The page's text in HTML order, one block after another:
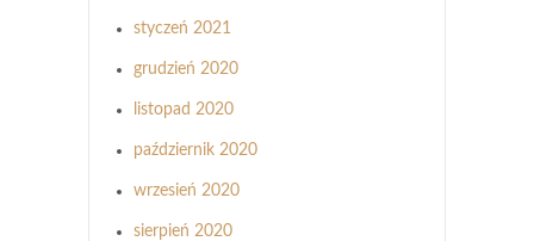
styczeń 2021
grudzień 2020
listopad 2020
październik 2020
wrzesień 2020
sierpień 2020